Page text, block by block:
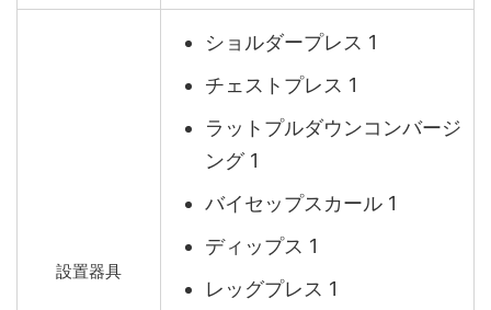
設置器具
ショルダープレス 1
チェストプレス 1
ラットプルダウンコンバージ
ング 1
バイセップスカール 1
ディップス 1
レッグプレス 1